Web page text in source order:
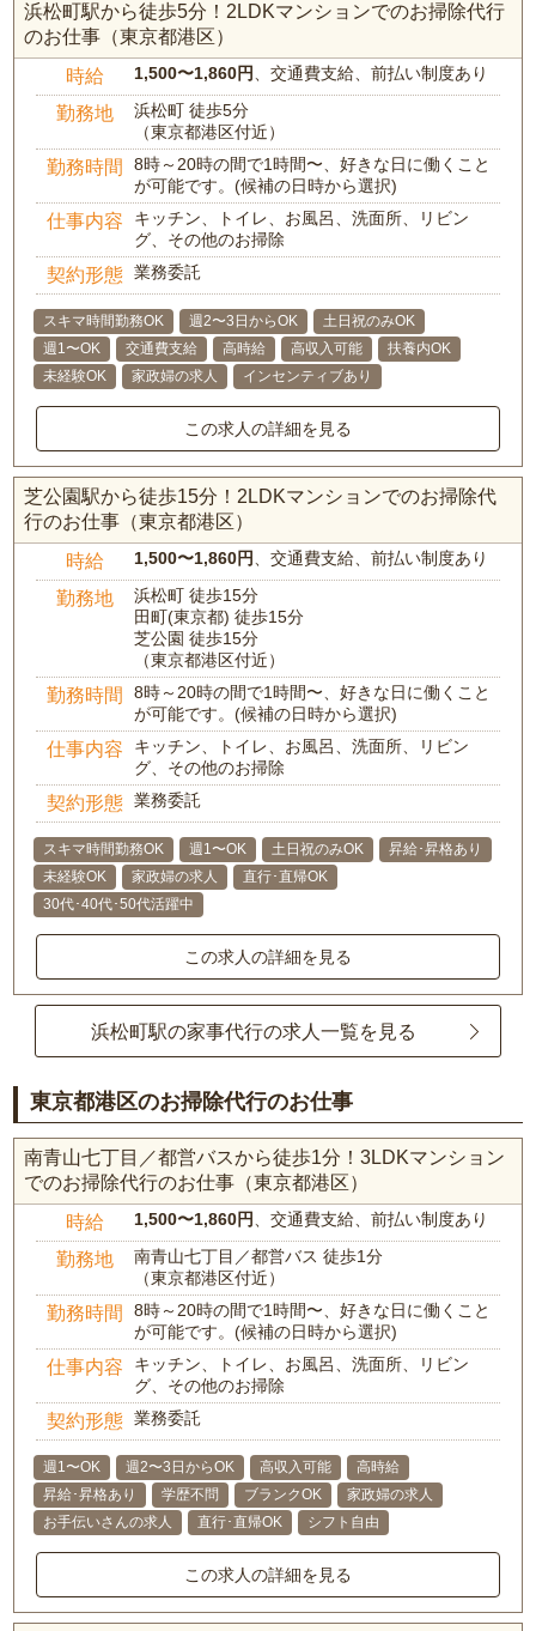
浜松町駅から徒歩5分！2LDKマンションでのお掃除代行
のお仕事（東京都港区）
時給 1,500〜1,860円、交通費支給、前払い制度あり
勤務地
浜松町 徒歩5分
（東京都港区付近）
勤務時間
8時～20時の間で1時間〜、好きな日に働くこと
が可能です。(候補の日時から選択)
仕事内容
キッチン、トイレ、お風呂、洗面所、リビン
グ、その他のお掃除
契約形態 業務委託
スキマ時間勤務OK 週2〜3日からOK
土日祝のみOK
週1〜OK
交通費支給 高時給 高収入可能
扶養内OK
未経験OK
家政婦の求人 インセンティブあり
この求人の詳細を見る
芝公園駅から徒歩15分！2LDKマンションでのお掃除代
行のお仕事（東京都港区）
時給 1,500〜1,860円、交通費支給、前払い制度あり
勤務地
浜松町 徒歩15分
田町(東京都) 徒歩15分
芝公園 徒歩15分
（東京都港区付近）
勤務時間
8時～20時の間で1時間〜、好きな日に働くこと
が可能です。(候補の日時から選択)
仕事内容
キッチン、トイレ、お風呂、洗面所、リビン
グ、その他のお掃除
契約形態 業務委託
スキマ時間勤務OK 週1〜OK 土日祝のみOK
昇給･昇格あり
未経験OK
家政婦の求人
直行･直帰OK
30代･40代･50代活躍中
この求人の詳細を見る
浜松町駅の家事代行の求人一覧を見る
東京都港区のお掃除代行のお仕事
南青山七丁目／都営バスから徒歩1分！3LDKマンション
でのお掃除代行のお仕事（東京都港区）
時給 1,500〜1,860円 、交通費支給、前払い制度あり
勤務地
南青山七丁目／都営バス 徒歩1分
（東京都港区付近）
勤務時間
8時～20時の間で1時間〜、好きな日に働くこと
が可能です。(候補の日時から選択)
仕事内容
キッチン、トイレ、お風呂、洗面所、リビン
グ、その他のお掃除
契約形態 業務委託
週1〜OK 週2〜3日からOK 高収入可能
高時給
昇給･昇格あり
学歴不問 ブランクOK
家政婦の求人
お手伝いさんの求人
直行･直帰OK シフト自由
この求人の詳細を見る